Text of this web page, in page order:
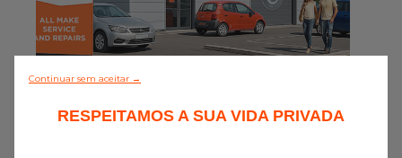
Continuar sem aceitar →
RESPEITAMOS A SUA VIDA PRIVADA